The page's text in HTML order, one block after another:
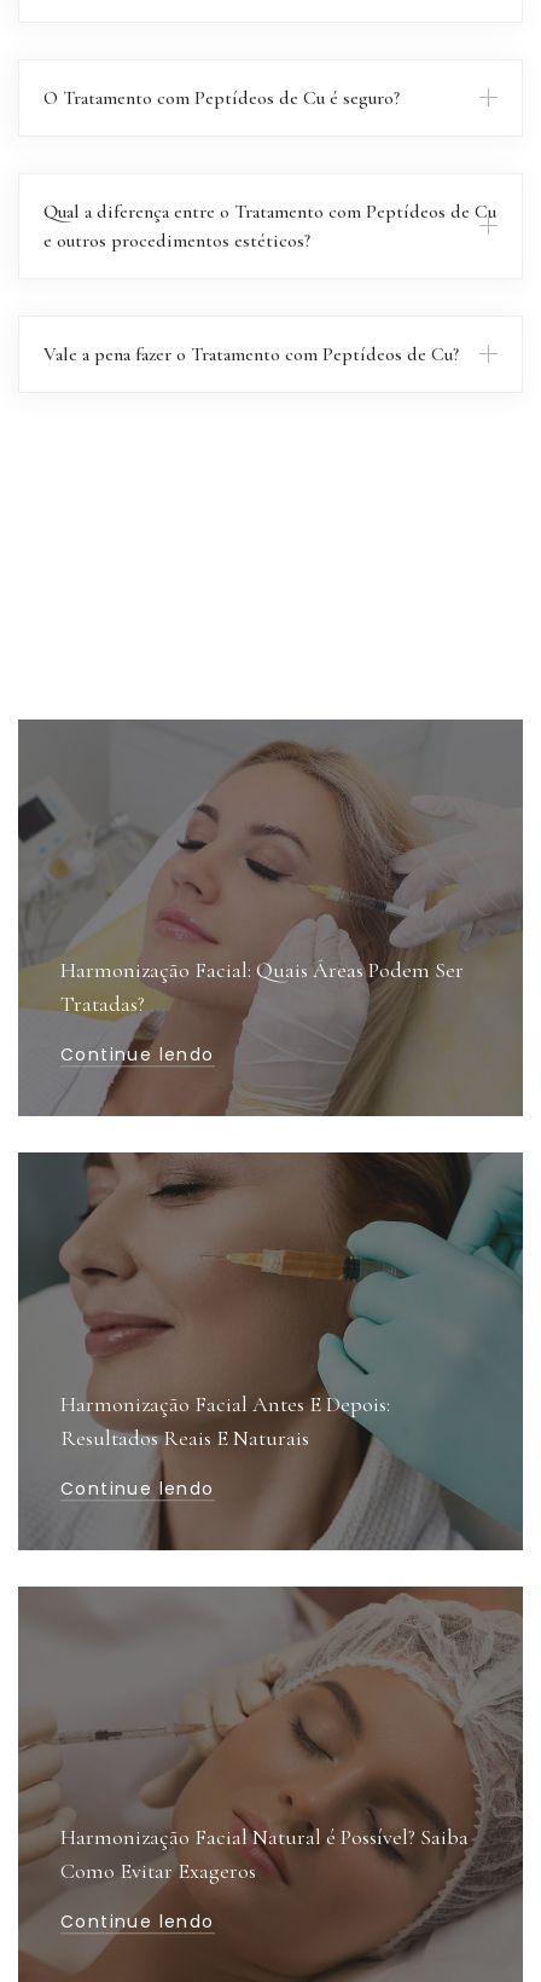
O Tratamento com Peptídeos de Cu é seguro?
Qual a diferença entre o Tratamento com Peptídeos de Cu
e outros procedimentos estéticos?
Vale a pena fazer o Tratamento com Peptídeos de Cu?
Harmonização Facial: Quais Áreas Podem Ser
Tratadas?
Continue lendo
Harmonização Facial Antes E Depois:
Resultados Reais E Naturais
Continue lendo
Harmonização Facial Natural é Possível? Saiba
Como Evitar Exageros
Continue lendo